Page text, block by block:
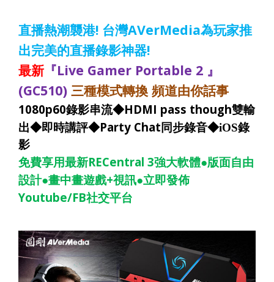
直播熱潮襲港! 台灣AVerMedia為玩家推
出完美的直播錄影神器!
最新 『Live Gamer Portable 2 』
(GC510) 三種模式轉換 頻道由你話事
1080p60錄影串流◆HDMI pass though雙輸
出◆即時講評◆Party Chat 同步錄音◆iOS錄
影
免費享用最新RECentral 3強大軟體●版面自由
設計●畫中畫遊戲+視訊●立即發佈
Youtube/FB社交平台